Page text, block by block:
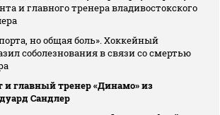
и главного тренера владивостокского
но общая боль». Хоккейный
соболезнования в связи со смертью
и главный тренер «Динамо» из
Сандлер